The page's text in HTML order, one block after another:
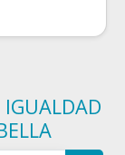
IGUALDAD